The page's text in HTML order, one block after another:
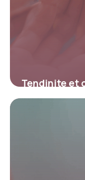
Tendinite et
consulter un